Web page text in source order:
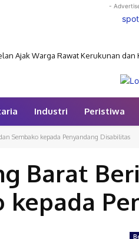
-
Ajak Warga Rawat Kerukunan dan
Industri Peristiwa
Sembako kepada Penyandang Disabilitas
Barat
kepada